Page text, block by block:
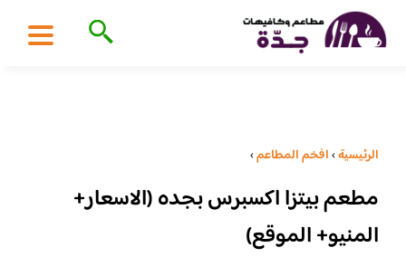
الرئيسية›افخم المطاعم›
مطعم بيتزا اكسبرس بجده (الاسعار+
المنيو+ الموقع)